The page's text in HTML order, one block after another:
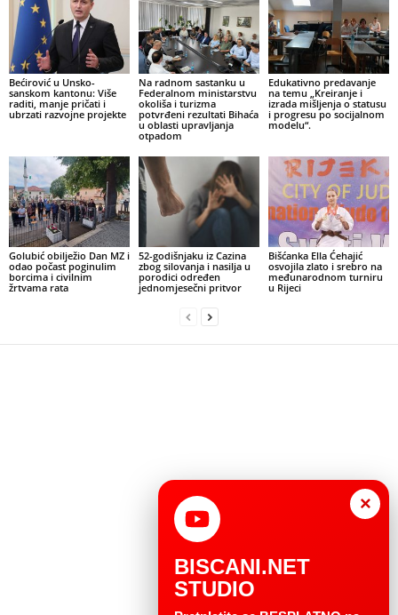
Bećirović u Unsko-
sanskom kantonu: Više
raditi, manje pričati i
ubrzati razvojne projekte
Na radnom sastanku u
Federalnom ministarstvu
okoliša i turizma
potvrđeni rezultati Bihaća
u oblasti upravljanja
otpadom
Edukativno predavanje
na temu „Kreiranje i
izrada mišljenja o statusu
i progresu po socijalnom
modelu“.
Golubić obilježio Dan MZ i
odao počast poginulim
borcima i civilnim
žrtvama rata
52-godišnjaku iz Cazina
zbog silovanja i nasilja u
porodici određen
jednomjesečni pritvor
Bišćanka Ella Ćehajić
osvojila zlato i srebro na
međunarodnom turniru
u Rijeci
×
BISCANI.NET
STUDIO